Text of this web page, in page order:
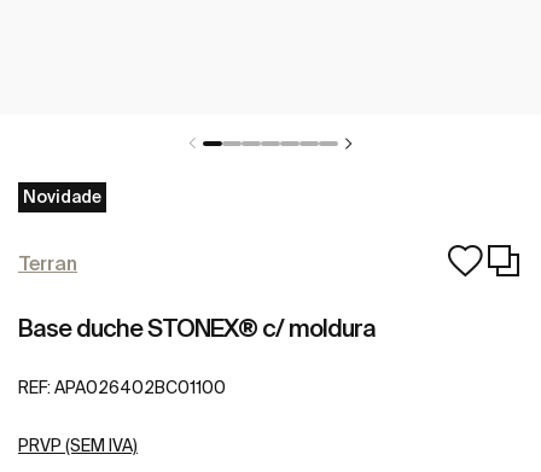
Novidade
Terran
Base duche STONEX® c/ moldura
REF: APA026402BC01100
PRVP (SEM IVA)